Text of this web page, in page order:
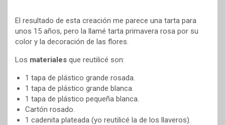
El resultado de esta creación me parece una tarta para
unos 15 años, pero la llamé tarta primavera rosa por su
color y la decoración de las flores.
Los materiales que reutilicé son:
1 tapa de plástico grande rosada.
1 tapa de plástico grande blanca.
1 tapa de plástico pequeña blanca.
Cartón rosado.
1 cadenita plateada (yo reutilicé la de los llaveros).